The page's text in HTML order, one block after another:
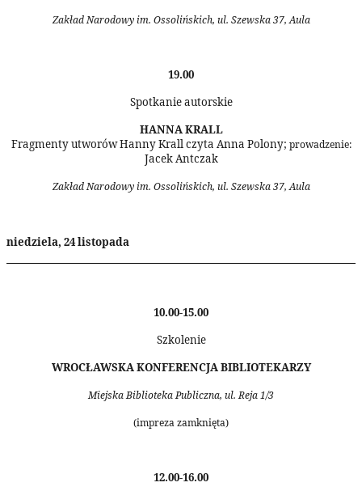
Zakład Narodowy im. Ossolińskich, ul. Szewska 37, Aula
19.00
Spotkanie autorskie
HANNA KRALL
Fragmenty utworów Hanny Krall czyta Anna Polony; prowadzenie:
Jacek Antczak
Zakład Narodowy im. Ossolińskich, ul. Szewska 37, Aula
niedziela, 24 listopada
10.00-15.00
Szkolenie
WROCŁAWSKA KONFERENCJA BIBLIOTEKARZY
Miejska Biblioteka Publiczna, ul. Reja 1/3
(impreza zamknięta)
12.00-16.00